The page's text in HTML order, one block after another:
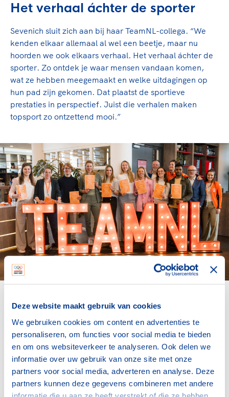
Deze website maakt gebruik van cookies
We gebruiken cookies om content en advertenties te
personaliseren, om functies voor social media te bieden
en om ons websiteverkeer te analyseren. Ook delen we
informatie over uw gebruik van onze site met onze
partners voor social media, adverteren en analyse. Deze
partners kunnen deze gegevens combineren met andere
Het verhaal áchter de sporter
Sevenich sluit zich aan bij haar TeamNL-collega. “We
kenden elkaar allemaal al wel een beetje, maar nu
hoorden we ook elkaars verhaal. Het verhaal áchter de
sporter. Zo ontdek je waar mensen vandaan komen,
wat ze hebben meegemaakt en welke uitdagingen op
hun pad zijn gekomen. Dat plaatst de sportieve
prestaties in perspectief. Juist die verhalen maken
topsport zo ontzettend mooi.”
Drenth, Hermijntje Drenth, Marit Bouwmeester,
Tinka Offereins, Kira Toussaint, Sabrina van der
Sloot en Delano James met hun certificaat van
TeamNL | Sprekers.